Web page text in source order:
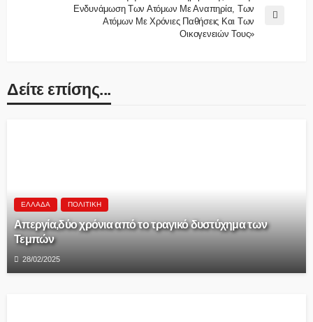
Ενδυνάμωση Των Ατόμων Με Αναπηρία, Των
Ατόμων Με Χρόνιες Παθήσεις Και Των
Οικογενειών Τους»
Δείτε επίσης...
ΕΛΛΆΔΑ ΠΟΛΙΤΙΚΉ
Aπεργία,δύο χρόνια από το τραγικό δυστύχημα των
Τεμπών
28/02/2025